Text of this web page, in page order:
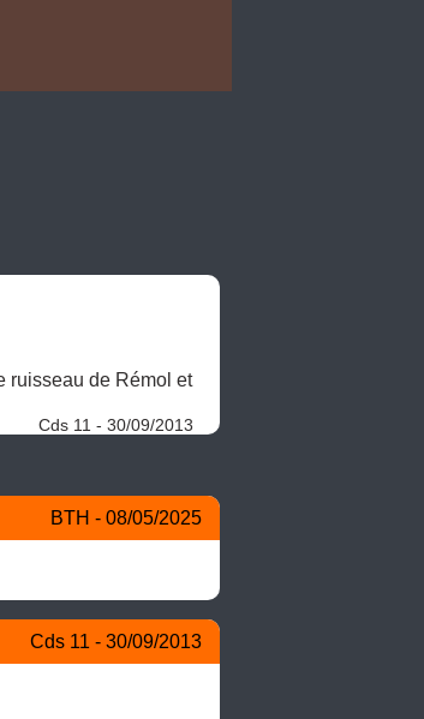
ruisseau de Rémol et
Cds 11 - 30/09/2013
BTH - 08/05/2025
Cds 11 - 30/09/2013